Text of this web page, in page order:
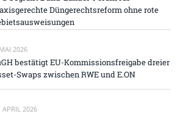
Düngerechtsreform ohne rote
2026
bestätigt EU-Kommissionsfreigabe dreier
Swaps zwischen RWE und E.ON
APRIL 2026